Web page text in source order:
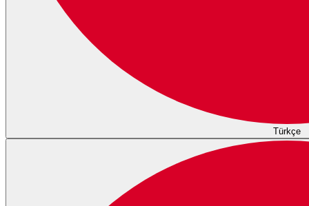
Türkçe